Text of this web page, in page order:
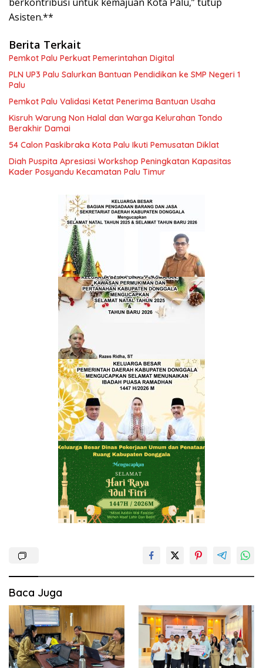
Asisten.**
Berita Terkait
Pemkot Palu Perkuat Pemerintahan Digital
PLN UP3 Palu Salurkan Bantuan Pendidikan ke SMP Negeri 1
Palu
Pemkot Palu Validasi Ketat Penerima Bantuan Usaha
Kisruh Warung Non Halal dan Warga Kelurahan Tondo
Berakhir Damai
54 Calon Paskibraka Kota Palu Ikuti Pemusatan Diklat
Diah Puspita Apresiasi Workshop Peningkatan Kapasitas
Kader Posyandu Kecamatan Palu Timur
Baca Juga